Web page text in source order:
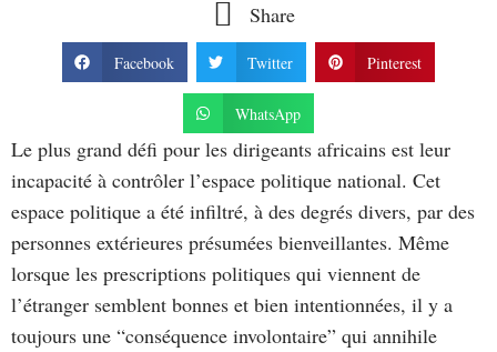
Share
Facebook Twitter Pinterest
WhatsApp
Le plus grand défi pour les dirigeants africains est leur
incapacité à contrôler l’espace politique national. Cet
espace politique a été infiltré, à des degrés divers, par des
personnes extérieures présumées bienveillantes. Même
lorsque les prescriptions politiques qui viennent de
l’étranger semblent bonnes et bien intentionnées, il y a
toujours une “conséquence involontaire” qui annihile